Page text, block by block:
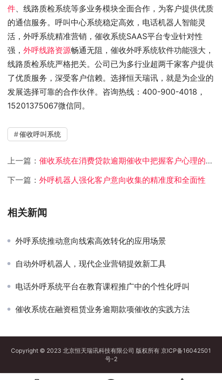
件、线路质检系统等多业务模块全面合作，为客户提供优质
的通信服务。呼叫中心系统稳定高效，电话机器人智能灵
活，外呼系统精准营销，催收系统SAAS平台专业针对性
强， 外呼线路资源畅通无阻，催收外呼系统软件功能强大，
线路质检系统严格把关。公司已为多行业超两千家客户提供
了优质服务，深受客户信赖。选择恒天瑞讯，就是为企业的
发展选择可靠的合作伙伴。咨询热线：400-900-4018，
15201375067微信同。
催收呼叫系统
上一篇： 催收系统在消费贷款逾期催收中把握客户心理的技巧
下一篇： 外呼机器人强化客户意向收集的精准度和全面性
相关新闻
外呼系统推动意向线索高效转化的应用场景
自动外呼机器人，现代企业营销提效新工具
电话外呼系统平台在教育课程推广中的个性化呼叫
催收系统在融资租赁业务逾期款项催收的实践方法
Copyright © 2023 北京恒天瑞讯科技有限公司 版权所有 京ICP备16042501
号-2